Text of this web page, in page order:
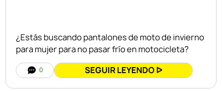
¿Estás buscando pantalones de moto de invierno
para mujer para no pasar frío en motocicleta?
0 SEGUIR LEYENDO ᐅ